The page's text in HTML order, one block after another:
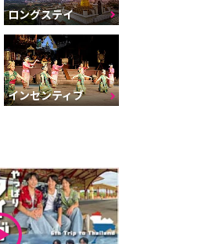
ロングステイ
インセンティブ